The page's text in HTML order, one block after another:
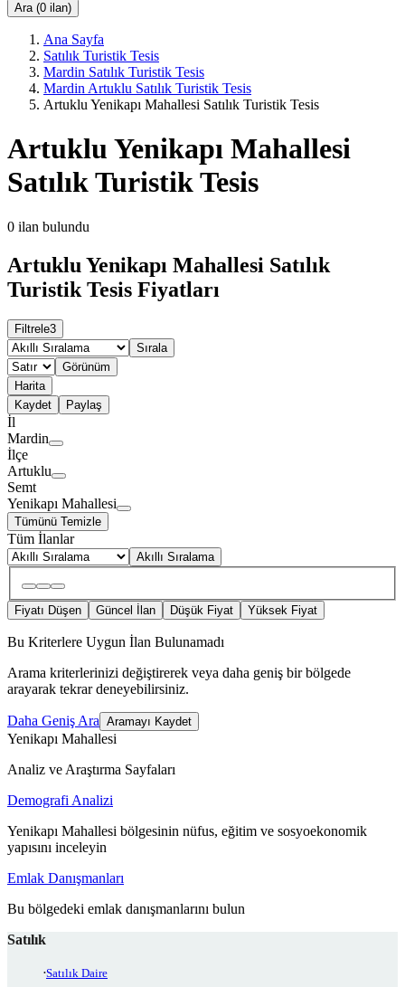
Ara (0 ilan)
Ana Sayfa
Satılık Turistik Tesis
Mardin Satılık Turistik Tesis
Mardin Artuklu Satılık Turistik Tesis
Artuklu Yenikapı Mahallesi Satılık Turistik Tesis
Artuklu Yenikapı Mahallesi
Satılık Turistik Tesis
0 ilan bulundu
Artuklu Yenikapı Mahallesi Satılık
Turistik Tesis Fiyatları
Filtrele3
Sırala
Görünüm
Harita
Kaydet
Paylaş
İl
Mardin
İlçe
Artuklu
Semt
Yenikapı Mahallesi
Tümünü Temizle
Tüm İlanlar
Akıllı Sıralama
Fiyatı Düşen Güncel İlan Düşük Fiyat Yüksek Fiyat
Bu Kriterlere Uygun İlan Bulunamadı
Arama kriterlerinizi değiştirerek veya daha geniş bir bölgede
arayarak tekrar deneyebilirsiniz.
Daha Geniş Ara Aramayı Kaydet
Yenikapı Mahallesi
Analiz ve Araştırma Sayfaları
Demografi Analizi
Yenikapı Mahallesi bölgesinin nüfus, eğitim ve sosyoekonomik
yapısını inceleyin
Emlak Danışmanları
Bu bölgedeki emlak danışmanlarını bulun
Satılık
Satılık Daire